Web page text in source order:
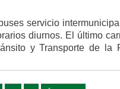
servicio
diurnos. El último
y Transporte de la